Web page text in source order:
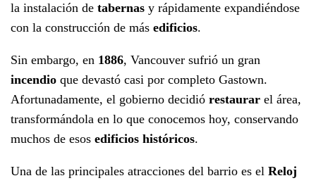
la instalación de tabernas y rápidamente expandiéndose
con la construcción de más edificios.
Sin embargo, en 1886, Vancouver sufrió un gran
incendio que devastó casi por completo Gastown.
Afortunadamente, el gobierno decidió restaurar el área,
transformándola en lo que conocemos hoy, conservando
muchos de esos edificios históricos.
Una de las principales atracciones del barrio es el Reloj